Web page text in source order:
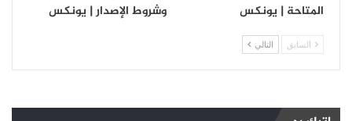
المتاحة | يونكس
وشروط الإصدار | يونكس
السابق التالي